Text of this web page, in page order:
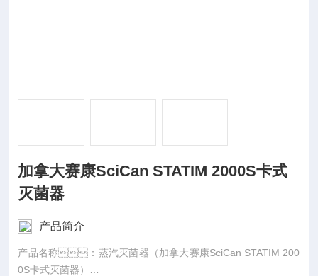
加拿大赛康SciCan STATIM 2000S卡式
灭菌器
产品简介
产品名称：蒸汽灭菌器（加拿大赛康SciCan STATIM 200
0S卡式灭菌器）